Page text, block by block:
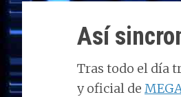
Así
Tras todo el día
y oficial de